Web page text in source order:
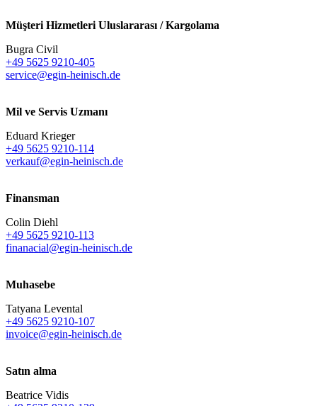
Müşteri Hizmetleri Uluslararası / Kargolama
Bugra Civil
+49 5625 9210-405
service@egin-heinisch.de
Mil ve Servis Uzmanı
Eduard Krieger
+49 5625 9210-114
verkauf@egin-heinisch.de
Finansman
Colin Diehl
+49 5625 9210-113
finanacial@egin-heinisch.de
Muhasebe
Tatyana Levental
+49 5625 9210-107
invoice@egin-heinisch.de
Satın alma
Beatrice Vidis